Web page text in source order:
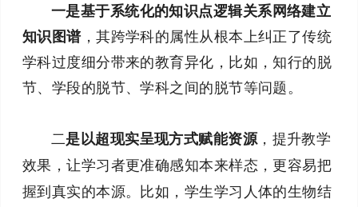
一是基于系统化的知识点逻辑关系网络建立
知识图谱，其跨学科的属性从根本上纠正了传统
学科过度细分带来的教育异化，比如，知行的脱
节、学段的脱节、学科之间的脱节等问题。
二是以超现实呈现方式赋能资源，提升教学
效果，让学习者更准确感知本来样态，更容易把
握到真实的本源。比如，学生学习人体的生物结